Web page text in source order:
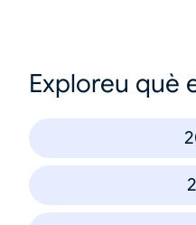
Exploreu què